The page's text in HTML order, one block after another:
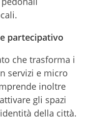
e partecipativo
che trasforma i
servizi e micro
inoltre
gli spazi
della città.